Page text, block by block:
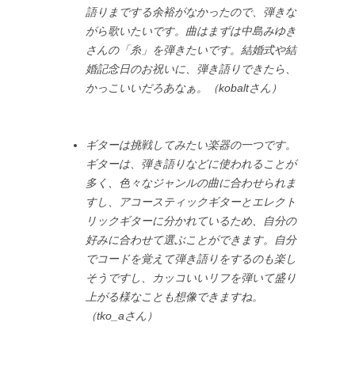
語りまでする余裕がなかったので、弾きな
がら歌いたいです。曲はまずは中島みゆき
さんの「糸」を弾きたいです。結婚式や結
婚記念日のお祝いに、弾き語りできたら、
かっこいいだろあなぁ。（kobaltさん）
ギターは挑戦してみたい楽器の一つです。
ギターは、弾き語りなどに使われることが
多く、色々なジャンルの曲に合わせられま
すし、アコースティックギターとエレクト
リックギターに分かれているため、自分の
好みに合わせて選ぶことができます。自分
でコードを覚えて弾き語りをするのも楽し
そうですし、カッコいいリフを弾いて盛り
上がる様なことも想像できますね。
（tko_aさん）